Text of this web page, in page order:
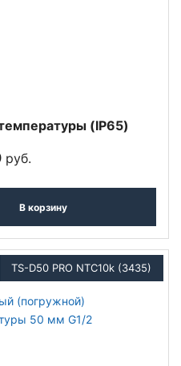
(IP65)
руб.
В корзину
TS-D50 PRO NTC10k (3435)